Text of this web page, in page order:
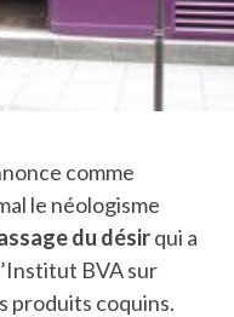
comme
le néologisme
du désirqui a
BVA sur
produits coquins.